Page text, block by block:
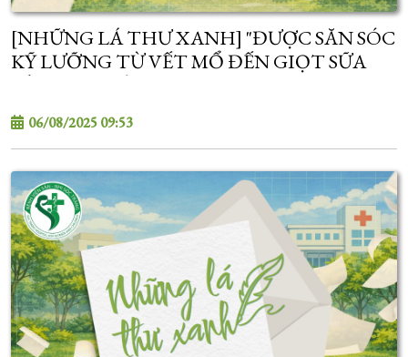
[NHỮNG LÁ THƯ XANH] "ĐƯỢC SĂN SÓC
KỸ LƯỠNG TỪ VẾT MỔ ĐẾN GIỌT SỮA
06/08/2025 09:53